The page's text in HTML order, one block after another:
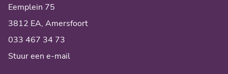
Eemplein 75
3812 EA, Amersfoort
033 467 34 73
Stuur een e-mail